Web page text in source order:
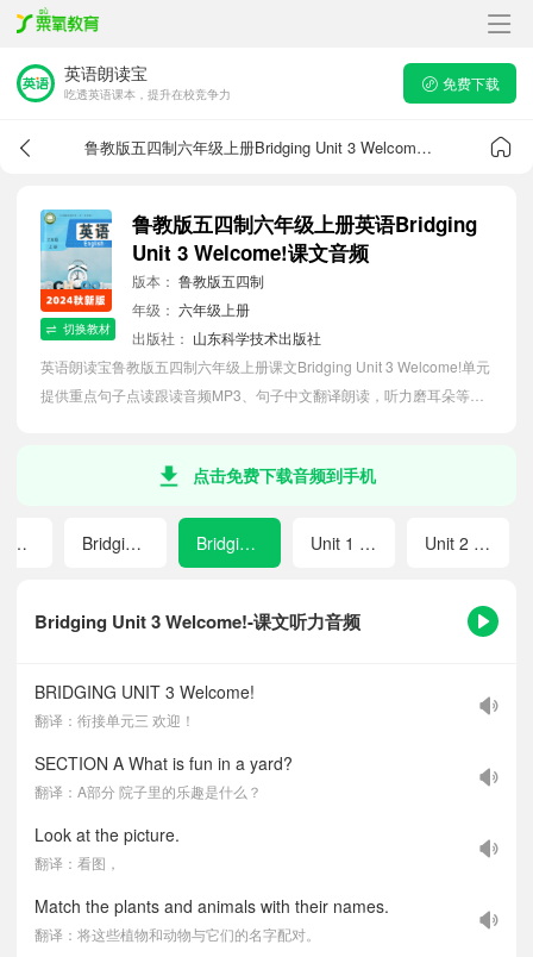
英语朗读宝
吃透英语课本，提升在校竞争力
免费下载
鲁教版五四制六年级上册Bridging Unit 3 Welcome!课文音频
切换教材
鲁教版五四制六年级上册英语Bridging
Unit 3 Welcome!课文音频
版本： 鲁教版五四制
年级： 六年级上册
出版社： 山东科学技术出版社
英语朗读宝鲁教版五四制六年级上册课文Bridging Unit 3 Welcome!单元
提供重点句子点读跟读音频MP3、句子中文翻译朗读，听力磨耳朵等功
点击免费下载音频到手机
Bridging Unit 3 Welcome!-课文听力音频
BRIDGING UNIT 3 Welcome!
翻译：衔接单元三 欢迎！
SECTION A What is fun in a yard?
翻译：A部分 院子里的乐趣是什么？
Look at the picture.
翻译：看图，
Match the plants and animals with their names.
翻译：将这些植物和动物与它们的名字配对。
Bridging Unit 1 Hello! Bridging Unit 2 Keep Tidy! Bridging Unit 3 Welcome! Unit 1 You and Me Unit 2 We're Family!